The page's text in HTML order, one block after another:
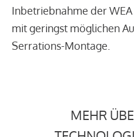
Inbetriebnahme der
mit geringst möglichen
Serrations-Montage.
MEHR